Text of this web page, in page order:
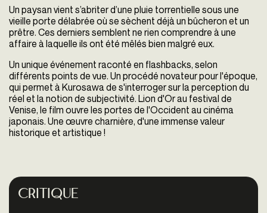
Un paysan vient s’abriter d’une pluie torrentielle sous une
vieille porte délabrée où se sèchent déjà un bûcheron et un
prêtre. Ces derniers semblent ne rien comprendre à une
affaire à laquelle ils ont été mêlés bien malgré eux.
Un unique événement raconté en flashbacks, selon
différents points de vue. Un procédé novateur pour l'époque,
qui permet à Kurosawa de s'interroger sur la perception du
réel et la notion de subjectivité. Lion d'Or au festival de
Venise, le film ouvre les portes de l'Occident au cinéma
japonais. Une œuvre charnière, d'une immense valeur
historique et artistique !
Critique